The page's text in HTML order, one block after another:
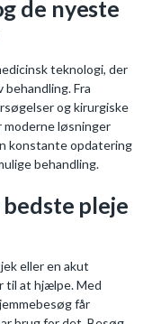
de nyeste
teknologi, der
Fra
og kirurgiske
moderne løsninger
konstante opdatering
behandling.
pleje
eller en akut
til at hjælpe. Med
får